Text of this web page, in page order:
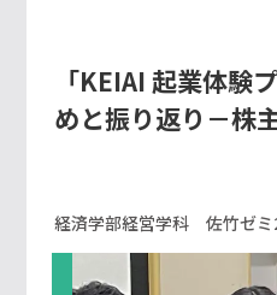
「KEIAI 起業体験
めと振り返り－株
経済学部経営学科 佐竹ゼミ